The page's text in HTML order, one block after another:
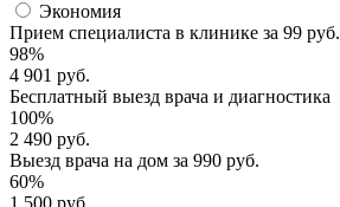
Экономия
Прием специалиста в клинике за 99 руб.
98%
4 901 руб.
Бесплатный выезд врача и диагностика
100%
2 490 руб.
Выезд врача на дом за 990 руб.
60%